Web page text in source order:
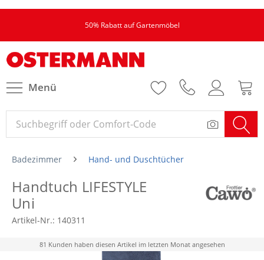
50% Rabatt auf Gartenmöbel
Menü
Badezimmer Hand- und Duschtücher
Handtuch LIFESTYLE
Uni
Artikel-Nr.: 140311
81 Kunden haben diesen Artikel im letzten Monat angesehen